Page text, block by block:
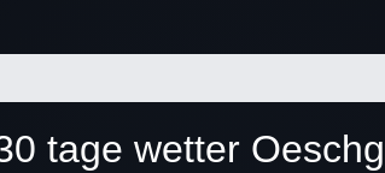
30 tage wetter